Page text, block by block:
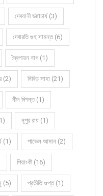
দেবযানী ভট্টাচার্য (3)
দেবারতি গুহ সামন্ত (6)
দ্বৈপায়ন নাগ (1)
(2) নিবিড় সাহা (21)
নীল দিগন্ত (1)
নূপুর রায় (1)
(1) পাভেল আমান (2)
পিয়াংকী (16)
(5) প্রতীতি গুপ্ত (1)